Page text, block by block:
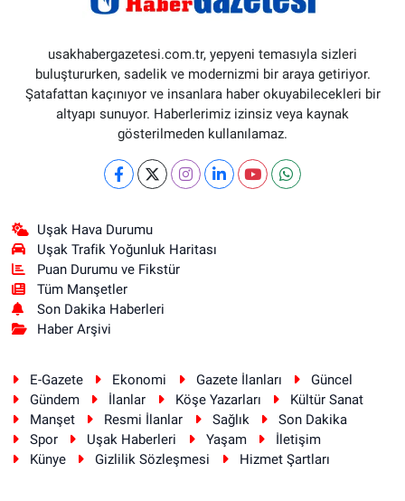
usakhabergazetesi.com.tr, yepyeni temasıyla sizleri
buluştururken, sadelik ve modernizmi bir araya getiriyor.
Şatafattan kaçınıyor ve insanlara haber okuyabilecekleri bir
altyapı sunuyor. Haberlerimiz izinsiz veya kaynak
gösterilmeden kullanılamaz.
Uşak Hava Durumu
Uşak Trafik Yoğunluk Haritası
Puan Durumu ve Fikstür
Tüm Manşetler
Son Dakika Haberleri
Haber Arşivi
E-Gazete Ekonomi Gazete İlanları
Güncel
Gündem
İlanlar Köşe Yazarları
Kültür Sanat
Manşet
Resmi İlanlar Sağlık
Son Dakika
Spor
Uşak Haberleri Yaşam
İletişim
Künye
Gizlilik Sözleşmesi Hizmet Şartları